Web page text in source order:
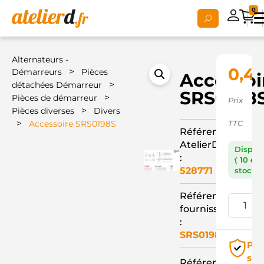
0
Alternateurs -
Démarreurs
>
Pièces
détachées Démarreur
>
Pièces de démarreur >
Pièces diverses > Divers
> Accessoire SRS0198S
Référence
AtelierD
:
528771
Référence
fournisseur
:
SRS0198S
0,42
Prix
TTC
( 10 en
stock )